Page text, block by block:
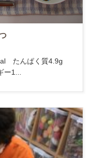
たんぱく質4.9g
ー1...